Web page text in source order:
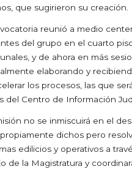
que sugirieron su creación.
reunió a medio
del grupo en el cuarto
y de ahora en más
elaborando y
los procesos, las que
del Centro de Información
no se inmiscuirá en el
dichos pero
edilicios y operativos a
de la Magistratura y